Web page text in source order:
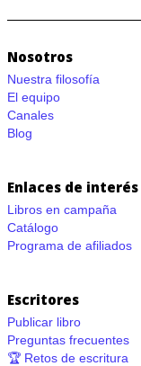
Nosotros
Nuestra filosofía
El equipo
Canales
Blog
Enlaces de interés
Libros en campaña
Catálogo
Programa de afiliados
Escritores
Publicar libro
Preguntas frecuentes
🏆 Retos de escritura